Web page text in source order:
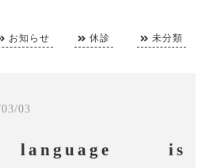
お知らせ 休診 未分類
03
language is